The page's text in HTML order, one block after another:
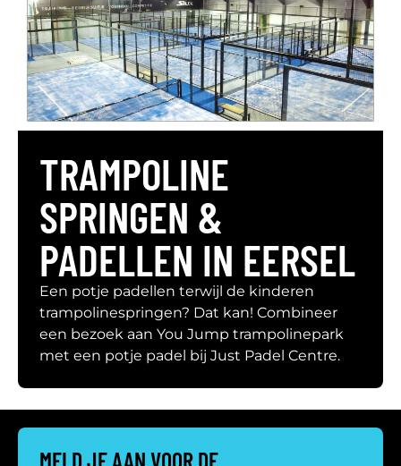
TRAMPOLINE
SPRINGEN &
PADELLEN IN EERSEL
Een potje padellen terwijl de kinderen
trampolinespringen? Dat kan! Combineer
een bezoek aan You Jump trampolinepark
met een potje padel bij Just Padel Centre.
MELD JE AAN VOOR DE